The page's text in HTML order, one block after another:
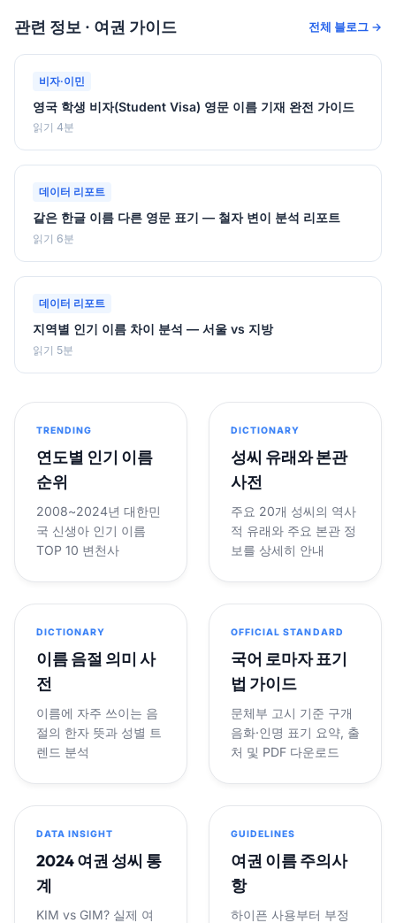
관련 정보 · 여권 가이드 전체 블로그 →
비자·이민
영국 학생 비자(Student Visa) 영문 이름 기재 완전 가이드
읽기 4분
데이터 리포트
같은 한글 이름 다른 영문 표기 — 철자 변이 분석 리포트
읽기 6분
데이터 리포트
지역별 인기 이름 차이 분석 — 서울 vs 지방
읽기 5분
TRENDING
연도별 인기 이름
순위
2008~2024년 대한민
국 신생아 인기 이름
TOP 10 변천사
DICTIONARY
성씨 유래와 본관
사전
주요 20개 성씨의 역사
적 유래와 주요 본관 정
보를 상세히 안내
DICTIONARY
이름 음절 의미 사
전
이름에 자주 쓰이는 음
절의 한자 뜻과 성별 트
렌드 분석
OFFICIAL STANDARD
국어 로마자 표기
법 가이드
문체부 고시 기준 구개
음화·인명 표기 요약, 출
처 및 PDF 다운로드
DATA INSIGHT
2024 여권 성씨 통
계
KIM vs GIM? 실제 여
GUIDELINES
여권 이름 주의사
항
하이픈 사용부터 부정